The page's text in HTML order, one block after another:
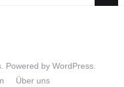
. Powered by WordPress.
Über uns